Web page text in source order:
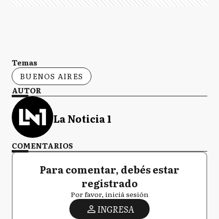
Temas
BUENOS AIRES
AUTOR
La Noticia 1
COMENTARIOS
Para comentar, debés estar
registrado
Por favor, iniciá sesión
INGRESA